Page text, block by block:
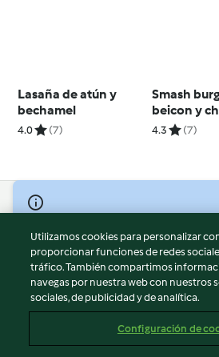
Lasaña de atún y
bechamel
4.0 (7)
Smash
beicon y
4.3 (7)
© Copyright 2026
Términos de uso
Política de privacidad
Aviso legal
Información legal
Reportar contenido
Utilizamos cookies para personalizar
proporcionar funciones de redes
tráfico. También compartimos
navegas por nuestra web con nuestros
sociales, de publicidad y de analítica.
Configuración de